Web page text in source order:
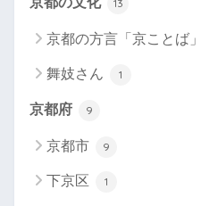
13
京都の方言「京ことば」
舞妓さん 1
京都府 9
京都市 9
下京区 1